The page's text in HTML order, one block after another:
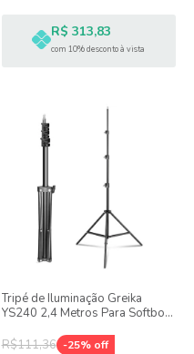
R$ 313,83
com 10% desconto à vista
Tripé de Iluminação Greika
YS240 2,4 Metros Para Softbox,
R$111,36 -25% off